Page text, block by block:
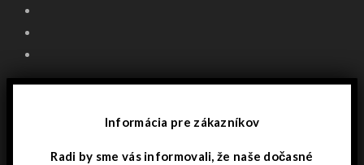
Informácia pre zákazníkov
Radi by sme vás informovali, že naše dočasné